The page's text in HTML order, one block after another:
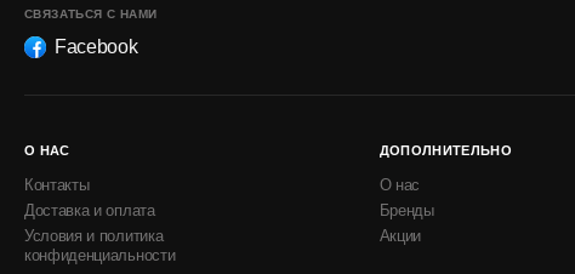
СВЯЗАТЬСЯ С НАМИ
Facebook
О НАС
Контакты
Доставка и оплата
Условия и политика
конфиденциальности
ДОПОЛНИТЕЛЬНО
О нас
Бренды
Акции